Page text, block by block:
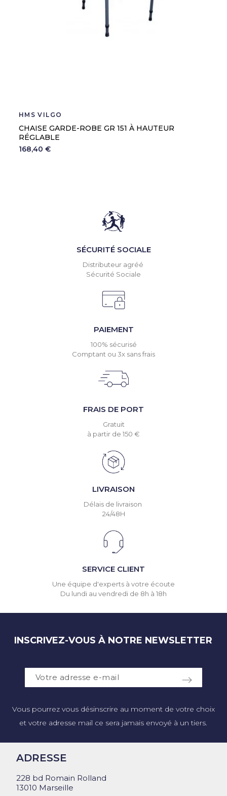
HMS VILGO
CHAISE GARDE-ROBE GR 151 À HAUTEUR
RÉGLABLE
168,40 €
SÉCURITÉ SOCIALE
Distributeur agréé
Sécurité Sociale
PAIEMENT
100% sécurisé
Comptant ou 3x sans frais
FRAIS DE PORT
Gratuit
à partir de 150 €
LIVRAISON
Délais de livraison
24/48H
SERVICE CLIENT
Une équipe d'experts à votre écoute
Du lundi au vendredi de 8h à 18h
INSCRIVEZ-VOUS À NOTRE NEWSLETTER
Vous pourrez vous désinscrire au moment de votre choix
et votre adresse mail ce sera jamais envoyé à un tiers.
ADRESSE
228 bd Romain Rolland
13010 Marseille